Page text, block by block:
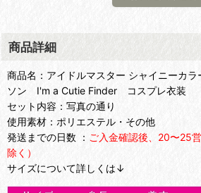
商品詳細
商品名：アイドルマスター シャイニーカ
ソン I'm a Cutie Finder コスプレ衣装
セット内容：写真の通り
使用素材：ポリエステル・その他
発送までの日数 ： ご入金確認後、20〜25
除く）
サイズについて詳しくは↓